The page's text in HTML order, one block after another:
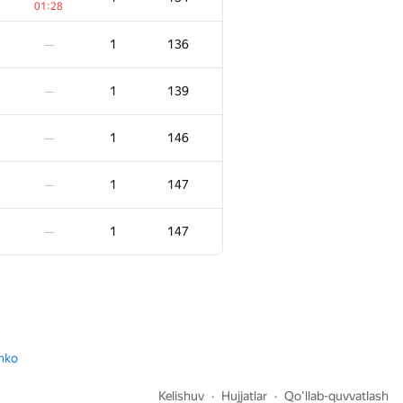
01:28
— 1 136
— 1 139
— 1 146
— 1 147
— 1 147
1 70
1 71
1 72
1 72
1 77
Kelishuv Hujjatlar Qo'llab-quvvatlash